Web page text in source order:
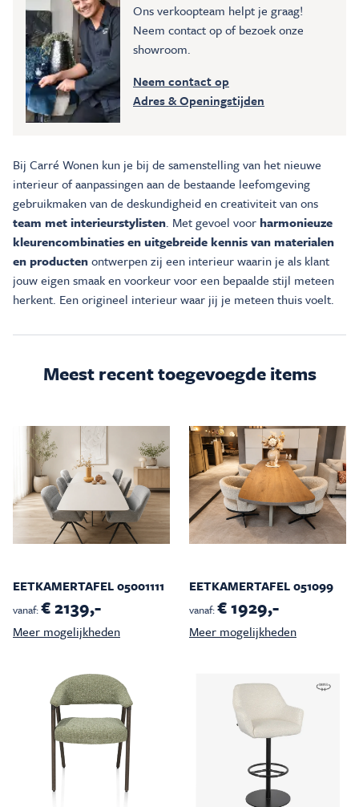
Ons verkoopteam helpt je graag!
Neem contact op of bezoek onze
showroom.
Neem contact op
Adres & Openingstijden
Bij Carré Wonen kun je bij de samenstelling van het nieuwe
interieur of aanpassingen aan de bestaande leefomgeving
gebruikmaken van de deskundigheid en creativiteit van ons
team met interieurstylisten. Met gevoel voorharmonieuze
kleurencombinaties en uitgebreide kennis van materialen
en productenontwerpen zij een interieur waarin je als klant
jouw eigen smaak en voorkeur voor een bepaalde stijl meteen
herkent. Een origineel interieur waar jij je meteen thuis voelt.
Meest recent toegevoegde items
EETKAMERTAFEL 05001111
vanaf:€ 2139,-
Meer mogelijkheden
EETKAMERTAFEL 051099
vanaf:€ 1929,-
Meer mogelijkheden